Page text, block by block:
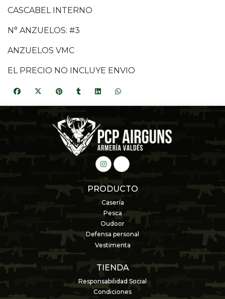
CASCABEL INTERNO
N° ANZUELOS: #3
ANZUELOS VMC
EL PRECIO NO INCLUYE ENVIO
PRODUCTO
Casería
Pesca
Oudoor
Defensa personal
Vestimenta
TIENDA
Responsabilidad Social
Condiciones